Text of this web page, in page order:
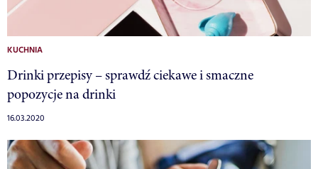
KUCHNIA
Drinki przepisy – sprawdź ciekawe i smaczne
popozycje na drinki
16.03.2020